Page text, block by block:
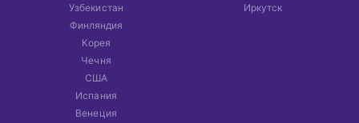
Узбекистан
Финляндия
Корея
Чечня
США
Испания
Венеция
Иркутск